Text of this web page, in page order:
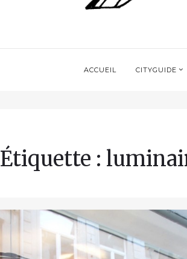
ACCUEIL CITYGUIDE
Étiquette :